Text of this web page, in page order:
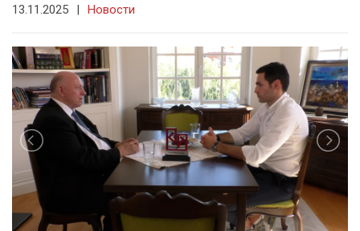
13.11.2025 | Новости